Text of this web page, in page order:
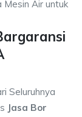
Mesin Air untuk
Seluruhnya
Jasa Bor